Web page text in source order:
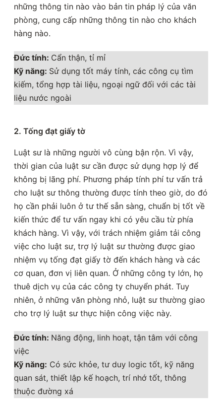
những thông tin nào vào bản tin pháp lý của văn
phòng, cung cấp những thông tin nào cho khách
hàng nào.
Đức tính: Cẩn thận, tỉ mỉ
Kỹ năng: Sử dụng tốt máy tính, các công cụ tìm
kiếm, tổng hợp tài liệu, ngoại ngữ đối với các tài
liệu nước ngoài
2. Tống đạt giấy tờ
Luật sư là những người vô cùng bận rộn. Vì vậy,
thời gian của luật sư cần được sử dụng hợp lý để
không bị lãng phí. Phương pháp tính phí tư vấn trả
cho luật sư thông thường được tính theo giờ, do đó
họ cần phải luôn ở tư thế sẵn sàng, chuẩn bị tốt về
kiến thức để tư vấn ngay khi có yêu cầu từ phía
khách hàng. Vì vậy, với trách nhiệm giảm tải công
việc cho luật sư, trợ lý luật sư thường được giao
nhiệm vụ tống đạt giấy tờ đến khách hàng và các
cơ quan, đơn vị liên quan. Ở những công ty lớn, họ
thuê dịch vụ của các công ty chuyển phát. Tuy
nhiên, ở những văn phòng nhỏ, luật sư thường giao
cho trợ lý luật sư thực hiện công việc này.
Đức tính: Năng động, linh hoạt, tận tâm với công
việc
Kỹ năng: Có sức khỏe, tư duy logic tốt, kỹ năng
quan sát, thiết lập kế hoạch, trí nhớ tốt, thông
thuộc đường xá